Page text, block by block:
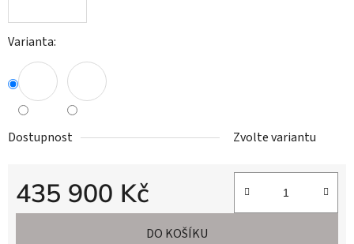
Varianta:
Dostupnost Zvolte variantu
435 900 Kč
Měrná cena:
DO KOŠÍKU